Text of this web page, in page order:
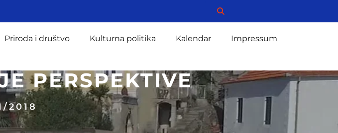
Priroda i društvo Kulturna politika Kalendar Impressum
PERSPEKTIVE
2018